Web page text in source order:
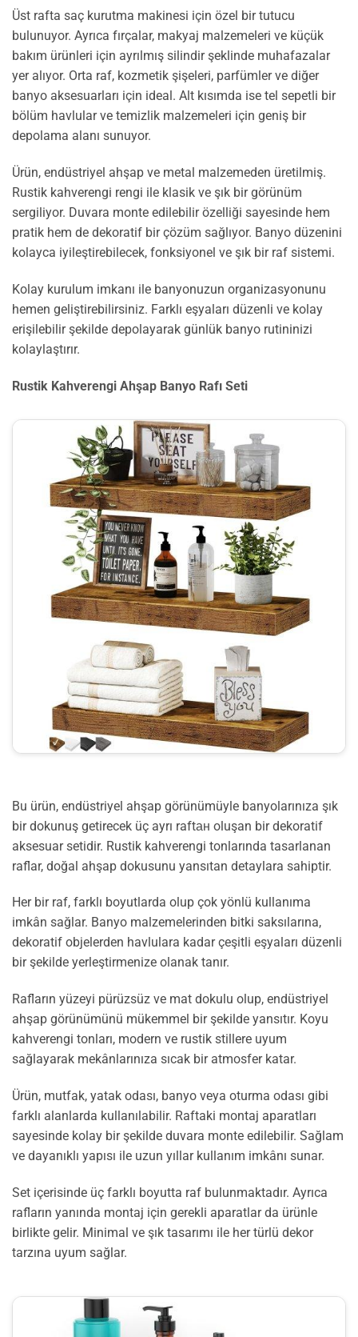
Üst rafta saç kurutma makinesi için özel bir tutucu
bulunuyor. Ayrıca fırçalar, makyaj malzemeleri ve küçük
bakım ürünleri için ayrılmış silindir şeklinde muhafazalar
yer alıyor. Orta raf, kozmetik şişeleri, parfümler ve diğer
banyo aksesuarları için ideal. Alt kısımda ise tel sepetli bir
bölüm havlular ve temizlik malzemeleri için geniş bir
depolama alanı sunuyor.
Ürün, endüstriyel ahşap ve metal malzemeden üretilmiş.
Rustik kahverengi rengi ile klasik ve şık bir görünüm
sergiliyor. Duvara monte edilebilir özelliği sayesinde hem
pratik hem de dekoratif bir çözüm sağlıyor. Banyo düzenini
kolayca iyileştirebilecek, fonksiyonel ve şık bir raf sistemi.
Kolay kurulum imkanı ile banyonuzun organizasyonunu
hemen geliştirebilirsiniz. Farklı eşyaları düzenli ve kolay
erişilebilir şekilde depolayarak günlük banyo rutininizi
kolaylaştırır.
Rustik Kahverengi Ahşap Banyo Rafı Seti
Bu ürün, endüstriyel ahşap görünümüyle banyolarınıza şık
bir dokunuş getirecek üç ayrı raftан oluşan bir dekoratif
aksesuar setidir. Rustik kahverengi tonlarında tasarlanan
raflar, doğal ahşap dokusunu yansıtan detaylara sahiptir.
Her bir raf, farklı boyutlarda olup çok yönlü kullanıma
imkân sağlar. Banyo malzemelerinden bitki saksılarına,
dekoratif objelerden havlulara kadar çeşitli eşyaları düzenli
bir şekilde yerleştirmenize olanak tanır.
Rafların yüzeyi pürüzsüz ve mat dokulu olup, endüstriyel
ahşap görünümünü mükemmel bir şekilde yansıtır. Koyu
kahverengi tonları, modern ve rustik stillere uyum
sağlayarak mekânlarınıza sıcak bir atmosfer katar.
Ürün, mutfak, yatak odası, banyo veya oturma odası gibi
farklı alanlarda kullanılabilir. Raftaki montaj aparatları
sayesinde kolay bir şekilde duvara monte edilebilir. Sağlam
ve dayanıklı yapısı ile uzun yıllar kullanım imkânı sunar.
Set içerisinde üç farklı boyutta raf bulunmaktadır. Ayrıca
rafların yanında montaj için gerekli aparatlar da ürünle
birlikte gelir. Minimal ve şık tasarımı ile her türlü dekor
tarzına uyum sağlar.